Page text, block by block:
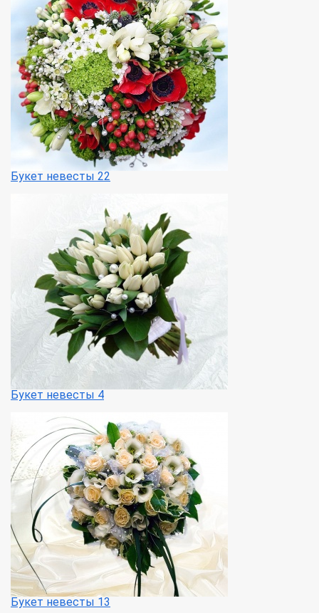
Букет невесты 22
Букет невесты 4
Букет невесты 13